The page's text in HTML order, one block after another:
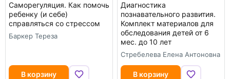
Саморегуляция. Как помочь
ребенку (и себе)
справляться со стрессом
Баркер Тереза
В корзину
Диагностика
познавательного развития.
Комплект материалов для
обследования детей от 6
мес. до 10 лет
Стребелева Елена Антоновна
В корзину